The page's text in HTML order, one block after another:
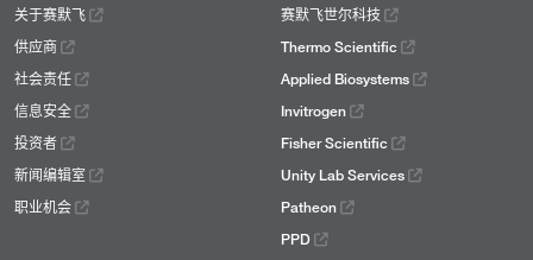
关于赛默飞
供应商
社会责任
信息安全
投资者
新闻编辑室
职业机会
赛默飞世尔科技
Thermo Scientific
Applied Biosystems
Invitrogen
Fisher Scientific
Unity Lab Services
Patheon
PPD